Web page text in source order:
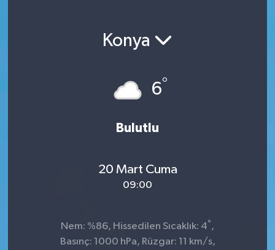
Konya
6°
Bulutlu
20 Mart Cuma
09:00
Nem: %86, Hissedilen Sıcaklık: 4° ,
Basınç: 1000 hPa, Rüzgar: 11 km/s,